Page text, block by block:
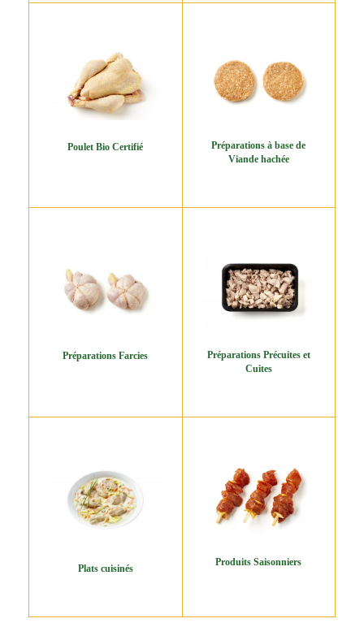
Poulet Bio Certifié
Préparations à base de
Viande hachée
Préparations Farcies
Préparations Précuites et
Cuites
Plats cuisinés
Produits Saisonniers